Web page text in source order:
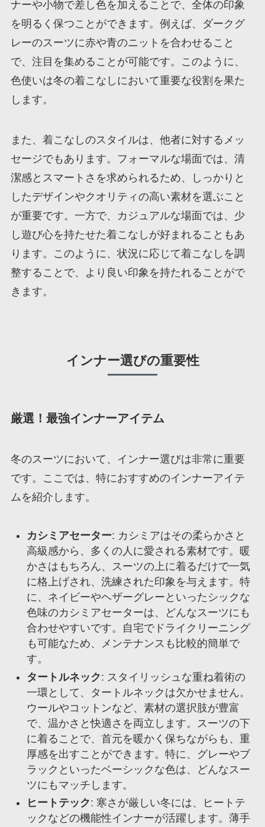
ナーや小物で差し色を加えることで、全体の印象
を明るく保つことができます。例えば、ダークグ
レーのスーツに赤や青のニットを合わせること
で、注目を集めることが可能です。このように、
色使いは冬の着こなしにおいて重要な役割を果た
します。
また、着こなしのスタイルは、他者に対するメッ
セージでもあります。フォーマルな場面では、清
潔感とスマートさを求められるため、しっかりと
したデザインやクオリティの高い素材を選ぶこと
が重要です。一方で、カジュアルな場面では、少
し遊び心を持たせた着こなしが好まれることもあ
ります。このように、状況に応じて着こなしを調
整することで、より良い印象を持たれることがで
きます。
インナー選びの重要性
厳選！最強インナーアイテム
冬のスーツにおいて、インナー選びは非常に重要
です。ここでは、特におすすめのインナーアイテ
ムを紹介します。
カシミアセーター: カシミアはその柔らかさと
高級感から、多くの人に愛される素材です。暖
かさはもちろん、スーツの上に着るだけで一気
に格上げされ、洗練された印象を与えます。特
に、ネイビーやヘザーグレーといったシックな
色味のカシミアセーターは、どんなスーツにも
合わせやすいです。自宅でドライクリーニング
も可能なため、メンテナンスも比較的簡単で
す。
タートルネック: スタイリッシュな重ね着術の
一環として、タートルネックは欠かせません。
ウールやコットンなど、素材の選択肢が豊富
で、温かさと快適さを両立します。スーツの下
に着ることで、首元を暖かく保ちながらも、重
厚感を出すことができます。特に、グレーやブ
ラックといったベーシックな色は、どんなスー
ツにもマッチします。
ヒートテック: 寒さが厳しい冬には、ヒートテ
ックなどの機能性インナーが活躍します。薄手